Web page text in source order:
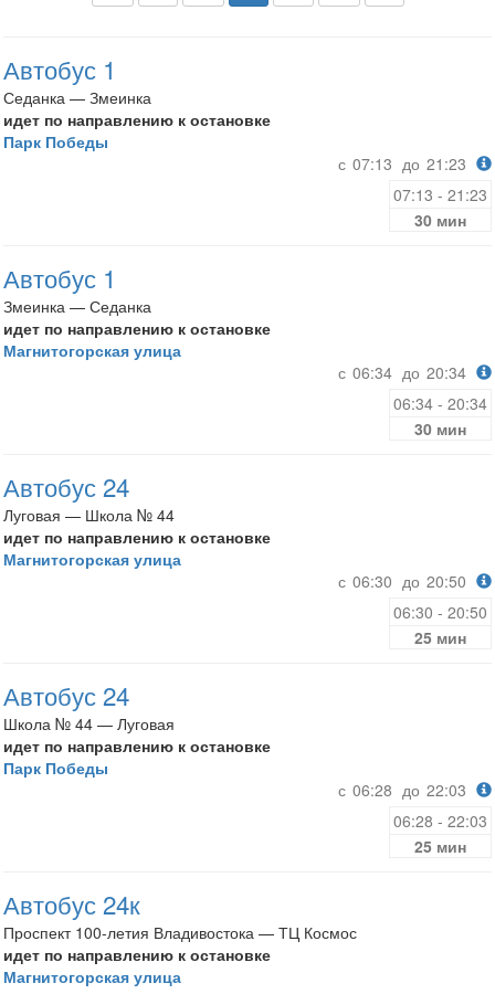
Автобус 1
Седанка — Змеинка
идет по направлению к остановке
Парк Победы
с 07:13 до 21:23
07:13 - 21:23
30 мин
Автобус 1
Змеинка — Седанка
идет по направлению к остановке
Магнитогорская улица
с 06:34 до 20:34
06:34 - 20:34
30 мин
Автобус 24
Луговая — Школа № 44
идет по направлению к остановке
Магнитогорская улица
с 06:30 до 20:50
06:30 - 20:50
25 мин
Автобус 24
Школа № 44 — Луговая
идет по направлению к остановке
Парк Победы
с 06:28 до 22:03
06:28 - 22:03
25 мин
Автобус 24к
Проспект 100-летия Владивостока — ТЦ Космос
идет по направлению к остановке
Магнитогорская улица